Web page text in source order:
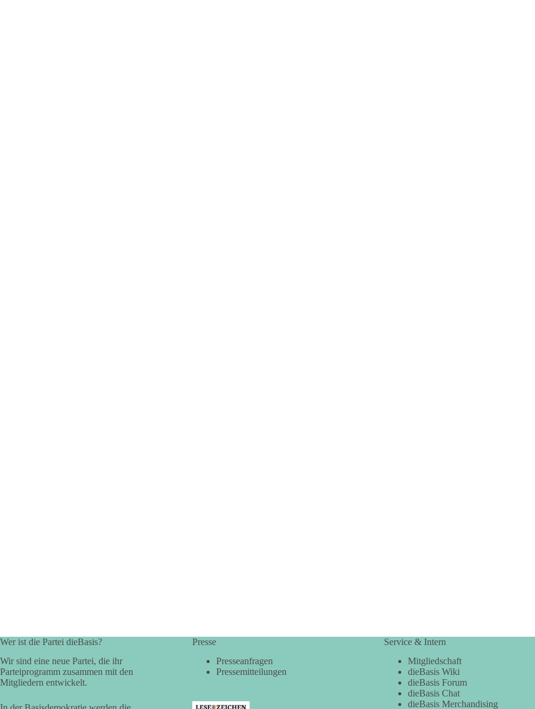
Wer ist die Partei dieBasis?
Wir sind eine neue Partei, die ihr
Parteiprogramm zusammen mit den
Mitgliedern entwickelt.
Presse
Presseanfragen
Pressemitteilungen
Service & Intern
Mitgliedschaft
dieBasis Wiki
dieBasis Forum
dieBasis Chat
dieBasis Merchandising